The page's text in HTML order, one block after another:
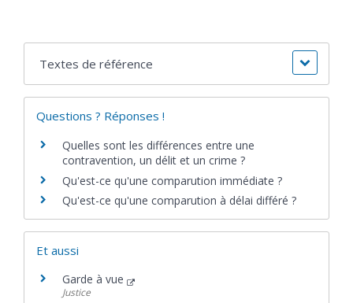
Textes de référence
Questions ? Réponses !
Quelles sont les différences entre une
contravention, un délit et un crime ?
Qu'est-ce qu'une comparution immédiate ?
Qu'est-ce qu'une comparution à délai différé ?
Et aussi
Garde à vue
Justice